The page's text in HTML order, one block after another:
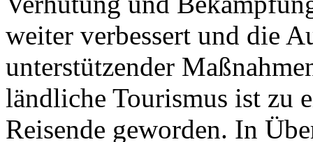
weiter verbessert und die
unterstützender
ländliche Tourismus ist zu
Reisende geworden. In